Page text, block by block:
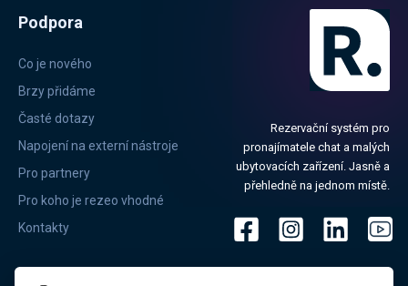
Podpora
Co je nového
Brzy přidáme
Časté dotazy
Napojení na externí nástroje
Pro partnery
Pro koho je rezeo vhodné
Kontakty
Rezervační systém pro
pronajímatele chat a malých
ubytovacích zařízení. Jasně a
přehledně na jednom místě.